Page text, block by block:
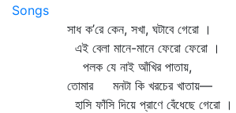
Songs
সাধ ক’রে কেন, সখা, ঘটাবে গেরো ।
এই বেলা মানে-মানে ফেরো ফেরো ।
পলক যে নাই আঁখির পাতায়,
তোমার মনটা কি খরচের খাতায়—
হাসি ফাঁসি দিয়ে প্রাণে বেঁধেছে গেরো ।